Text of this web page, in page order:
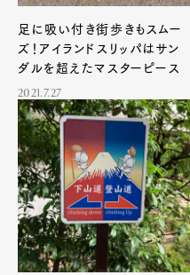
足に吸い付き街歩きもスムー
ズ！アイランドスリッパはサン
ダルを超えたマスターピース
2021.7.27